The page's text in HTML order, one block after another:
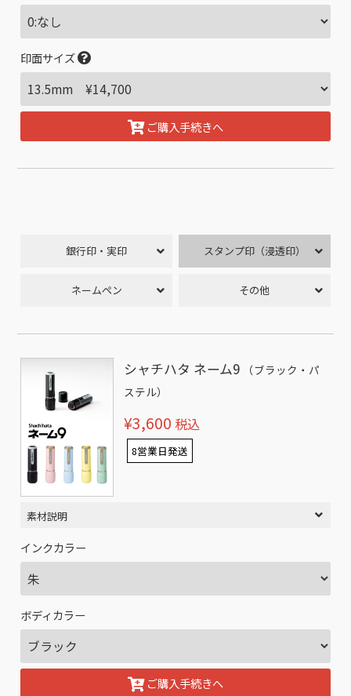
印面サイズ
ご購入手続きへ
銀行印・実印 スタンプ印（浸透印）
ネームペン その他
シャチハタ ネーム9
（ブラック・パ
ステル）
¥3,600 税込
8営業日発送
素材説明
インクカラー
ボディカラー
ご購入手続きへ